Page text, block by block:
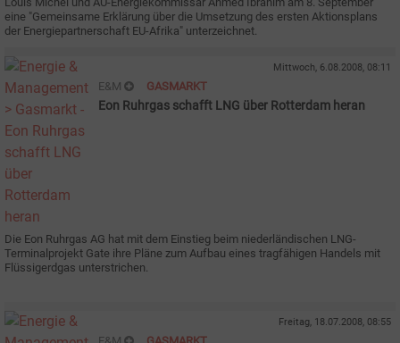
eine "Gemeinsame Erklärung über die Umsetzung des ersten Aktionsplans
der Energiepartnerschaft EU-Afrika" unterzeichnet.
Mittwoch, 6.08.2008, 08:11
E&M GASMARKT
Eon Ruhrgas schafft LNG über Rotterdam heran
Die Eon Ruhrgas AG hat mit dem Einstieg beim niederländischen LNG-
Terminalprojekt Gate ihre Pläne zum Aufbau eines tragfähigen Handels mit
Flüssigerdgas unterstrichen.
Freitag, 18.07.2008, 08:55